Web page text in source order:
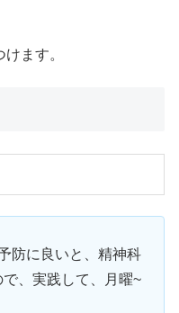
ます。
防に良いと、精神科
、実践して、月曜~